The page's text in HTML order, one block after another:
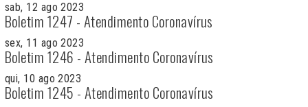
sab, 12 ago 2023
Boletim 1247 - Atendimento Coronavírus
sex, 11 ago 2023
Boletim 1246 - Atendimento Coronavírus
qui, 10 ago 2023
Boletim 1245 - Atendimento Coronavírus